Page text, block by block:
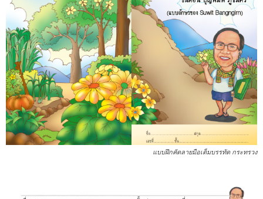
แบบฝึกคัดลายมือเต็มบรรทัด กระทรวง